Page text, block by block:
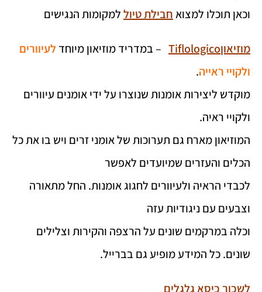
וכאן תוכלו למצואחבילת טיוללמקומות הנגישים
מוזיאוןTiflologico – במדריד מוזיאון מיוחד לעיוורים
ולקויי ראייה.
מוקדש ליצירות אומנות שנוצרו על ידי אומנים עיוורים
ולקויי ראיה.
המוזיאון מארח גם תערוכות של אומני זרים ויש בו את כל
הכלים והעזרים שמיועדים לאפשר
לכבדי הראיה ולעיוורים לחגוג אומנות. החל מתאורה
וצבעים עם ניגודיות עזה
וכלה במרקמים שונים על הרצפה והקירות וצלילים
שונים. כל המידע מופיע גם בברייל.
לשכור כיסא גלגלים